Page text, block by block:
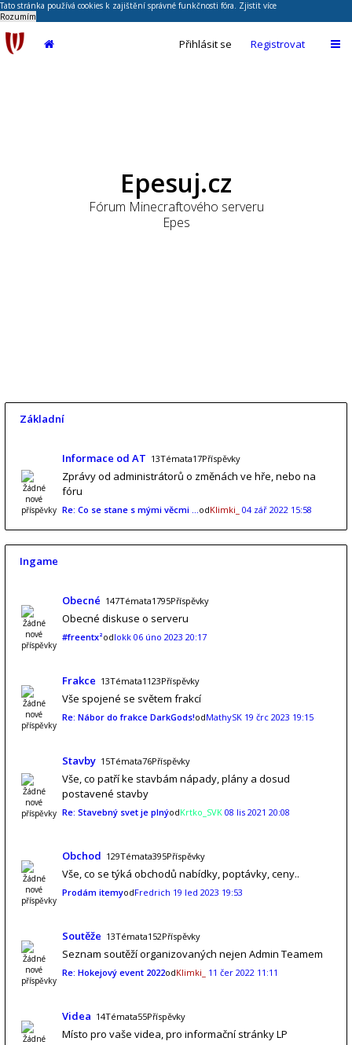
Tato stránka používá cookies k zajištění správné funkčnosti fóra. Zjistit více
Rozumím
Přihlásit se Registrovat
Epesuj.cz
Fórum Minecraftového serveru
Epes
Základní
Informace od AT 13Témata17Příspěvky
Zprávy od administrátorů o změnách ve hře, nebo na
fóru
Re: Co se stane s mými věcmi …odKlimki_ 04 zář 2022 15:58
Ingame
Obecné 147Témata1795Příspěvky
Obecné diskuse o serveru
#freentx²odlokk 06 úno 2023 20:17
Frakce 13Témata1123Příspěvky
Vše spojené se světem frakcí
Re: Nábor do frakce DarkGods!odMathySK 19 črc 2023 19:15
Stavby 15Témata76Příspěvky
Vše, co patří ke stavbám nápady, plány a dosud
postavené stavby
Re: Stavebný svet je plnýodKrtko_SVK 08 lis 2021 20:08
Obchod 129Témata395Příspěvky
Vše, co se týká obchodů nabídky, poptávky, ceny..
Prodám itemyodFredrich 19 led 2023 19:53
Soutěže 13Témata152Příspěvky
Seznam soutěží organizovaných nejen Admin Teamem
Re: Hokejový event 2022odKlimki_ 11 čer 2022 11:11
Videa 14Témata55Příspěvky
Místo pro vaše videa, pro informační stránky LP